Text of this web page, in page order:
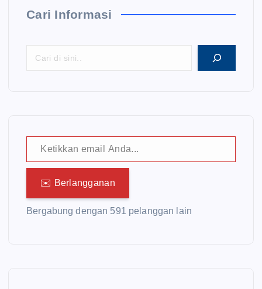
Cari Informasi
Ketikkan email Anda...
✉️ Berlangganan
Bergabung dengan 591 pelanggan lain